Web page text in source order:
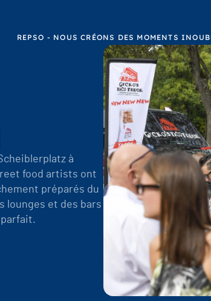
REPSO - NOUS CRÉONS DES MOMENTS
à
food artists ont
préparés du
lounges et des bars